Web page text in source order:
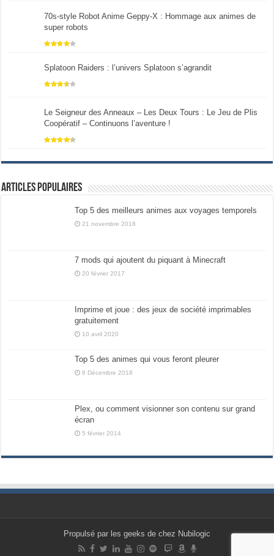
70s-style Robot Anime Geppy-X : Hommage aux animes de
super robots
Splatoon Raiders : l’univers Splatoon s’agrandit
Le Seigneur des Anneaux – Les Deux Tours : Le Jeu de Plis
Coopératif – Continuons l’aventure !
Articles populaires
Top 5 des meilleurs animes aux voyages temporels
21 novembre 2018
7 mods qui ajoutent du piquant à Minecraft
20 février 2017
Imprime et joue : des jeux de société imprimables
gratuitement
10 avril 2020
Top 5 des animes qui vous feront pleurer
8 Décembre 2018
Plex, ou comment visionner son contenu sur grand
écran
5 février 2014
Propulsé par les geeks de chez Nubilogic